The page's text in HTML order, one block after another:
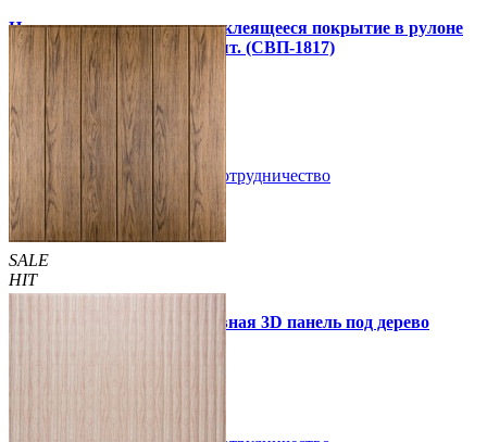
Напольное виниловое самоклеящееся покрытие в рулоне
3000х600х1,5мм, цена за 1 шт. (СВП-1817)
990 грн. 1 390 грн.
Купить В закладки Сотрудничество
SALE
HIT
Самоклеющаяся декоративная 3D панель под дерево